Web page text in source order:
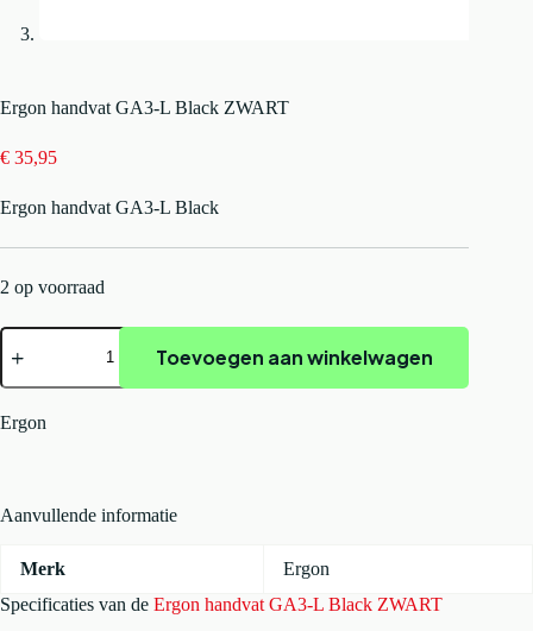
Ergon handvat GA3-L Black ZWART
€ 35,95
Ergon handvat GA3-L Black
2 op voorraad
Ergon
handvat
Black
ZWART
Toevoegen aan winkelwagen
Ergon
Specificaties van de Ergon handvat GA3-L Black ZWART
Aanvullende informatie
Merk Ergon